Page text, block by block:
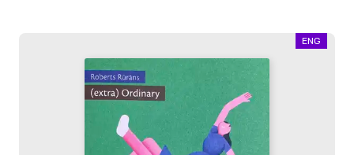
ENG